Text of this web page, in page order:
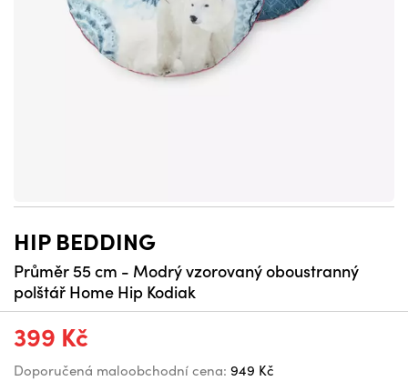
HIP BEDDING
Průměr 55 cm - Modrý vzorovaný oboustranný
polštář Home Hip Kodiak
399 Kč
Doporučená maloobchodní cena: 949 Kč